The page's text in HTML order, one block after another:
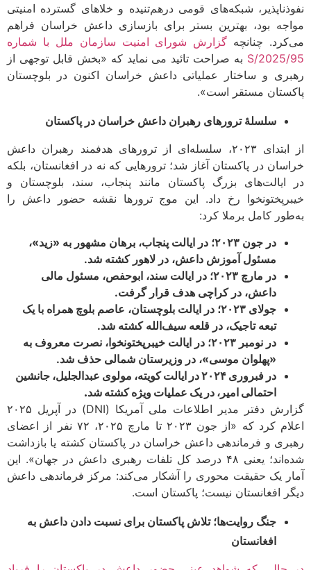
شبکه‌های قومی درهم‌تنیده و خلاهای گسترده امنیتی
بود، بهترین بستر برای بازسازی داعش خراسان فراهم
چنانچهگزارش شورای امنیت سازمان ملل با شماره
S/به صراحت تائید می نماید که «بخش قابل توجهی از
و ساختار عملیاتی داعش خراسان اکنون در بلوچستان
مستقر است».
سلسلۀ ترورهای رهبران داعش خراسان در پاکستان
از ابتدای ۲۰۲۳، سلسله‌ای از ترورهای هدفمند رهبران داعش
در پاکستان آغاز شد؛ ترورهایی که نه در افغانستان، بلکه
بزرگ پاکستان مانند پنجاب، سند، بلوچستان و
رخ داد. این موج ترورها نقشه حضور داعش را
کامل برملا کرد:
در جون ۲۰۲۳؛ در ایالت پنجاب، برهان مشهور به «زید»،
مسئول آموزش داعش، در لاهور کشته شد.
در مارچ ۲۰۲۳؛ در ایالت سند، ابوحفص، مسئول مالی
داعش، در کراچی هدف قرار گرفت.
جولای ۲۰۲۳؛ در ایالت بلوچستان، عاصم بلوچ همراه با یک
تبعه تاجیک، در قلعه سیف‌الله کشته شد.
در نومبر ۲۰۲۳؛ در ایالت خیبرپختونخوا، نصرت معروف به
«پهلوان موسی»، در وزیرستان شمالی حذف شد.
در فبروری ۲۰۲۴ در ایالت کویته، مولوی عبدالجلیل، جانشین
احتمالی امیر، در یک عملیات ویژه کشته شد.
گزارش دفتر مدیر اطلاعات ملی آمریکا (DNI) در آپریل ۲۰۲۵
اعلام کرد که «از جون ۲۰۲۳ تا مارچ ۲۰۲۵، ۷۲ نفر از اعضای
و فرماندهی داعش خراسان در پاکستان کشته یا بازداشت
شده‌اند؛ یعنی ۴۸ درصد کل تلفات رهبری داعش در جهان». این
یک حقیقت محوری را آشکار می‌کند: مرکز فرماندهی داعش
افغانستان نیست؛ پاکستان است.
جنگ روایت‌ها؛ تلاش پاکستان برای نسبت دادن داعش به
افغانستان